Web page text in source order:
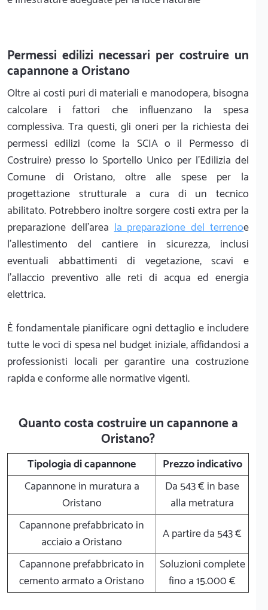
Permessi edilizi necessari per costruire un
capannone a Oristano
Oltre ai costi puri di materiali e manodopera, bisogna
calcolare i fattori che influenzano la spesa
complessiva. Tra questi, gli oneri per la richiesta dei
permessi edilizi (come la SCIA o il Permesso di
Costruire) presso lo Sportello Unico per l'Edilizia del
Comune di Oristano, oltre alle spese per la
progettazione strutturale a cura di un tecnico
abilitato. Potrebbero inoltre sorgere costi extra per la
preparazione dell'areala preparazione del terrenoe
l'allestimento del cantiere in sicurezza, inclusi
eventuali abbattimenti di vegetazione, scavi e
l'allaccio preventivo alle reti di acqua ed energia
elettrica.
È fondamentale pianificare ogni dettaglio e includere
tutte le voci di spesa nel budget iniziale, affidandosi a
professionisti locali per garantire una costruzione
rapida e conforme alle normative vigenti.
Quanto costa costruire un capannone a
Oristano?
Tipologia di capannone
Prezzo indicativo
Capannone in muratura a
Oristano
Da 543 € in base
alla metratura
Capannone prefabbricato in
acciaio a Oristano
A partire da 543 €
Capannone prefabbricato in
cemento armato a Oristano
Soluzioni complete
fino a 15.000 €